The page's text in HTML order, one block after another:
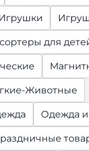
для
Животные
Одежда и